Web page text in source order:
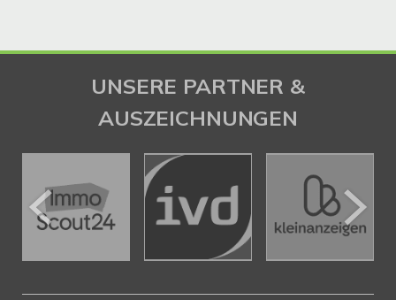
UNSERE PARTNER &
AUSZEICHNUNGEN